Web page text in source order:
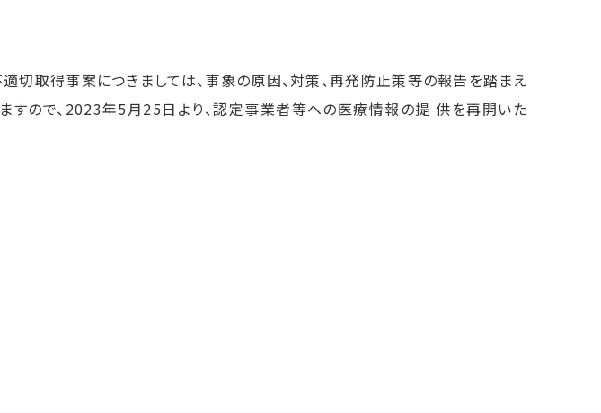
取得事案につきましては、事象の原因、対策、再発防止策等の報告を踏まえ
すので、2023年5月25日より、認定事業者等への医療情報の提 供を再開いた